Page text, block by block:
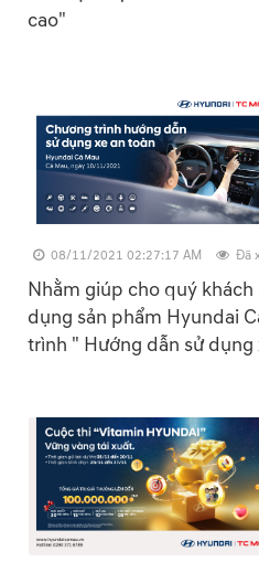
cao"
08/11/2021 02:27:17 AM Đã
Nhằm giúp cho quý
dụng sản phẩm Hyundai
trình " Hướng dẫn sử